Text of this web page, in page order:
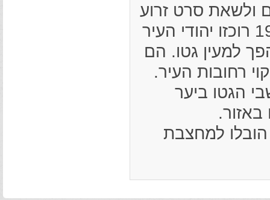
ולשאת סרט זרוע
והוצאו לעבודות שונות. בראשית דצמבר 1941 רוכזו יהודי העיר
למעין גטו. הם
רחובות העיר.
יהודים מתושבי הגטו ביער
1942; כ-400 תושביו הובלו למחצבת